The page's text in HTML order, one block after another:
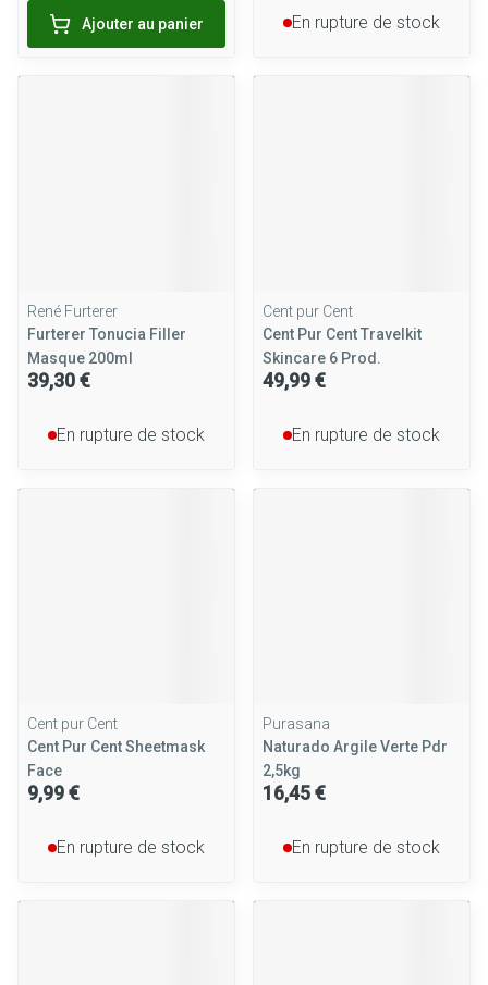
Ajouter au panier En rupture de stock
René Furterer
Furterer Tonucia Filler
Masque 200ml
39,30 €
En rupture de stock
Cent pur Cent
Cent Pur Cent Travelkit
Skincare 6 Prod.
49,99 €
En rupture de stock
Cent pur Cent
Cent Pur Cent Sheetmask
Face
9,99 €
En rupture de stock
Purasana
Naturado Argile Verte Pdr
2,5kg
16,45 €
En rupture de stock